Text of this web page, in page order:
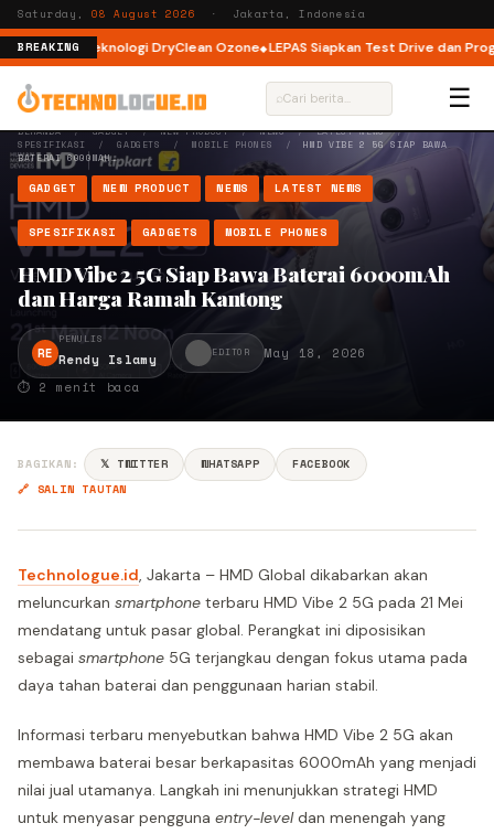
Saturday,08 August 2026 · Jakarta, Indonesia
BREAKINGTeknologi DryClean Ozone LEPAS Siapkan Test Drive dan Program
⌕ ☰
BERANDA/GADGET/NEW PRODUCT/NEWS/LATEST NEWS/
SPESIFIKASI
/GADGETS / MOBILE PHONES /HMD VIBE 2 5G SIAP BAWA
BATERAI 6000MAH…
GADGET NEW PRODUCT NEWS LATEST NEWS
SPESIFIKASI GADGETS MOBILE PHONES
HMD Vibe 2 5G Siap Bawa Baterai 6000mAh
dan Harga Ramah Kantong
RE
PENULIS
Rendy Islamy EDITOR
May 18, 2026
⏱ 2 menit baca
BAGIKAN: 𝕏 TWITTER WHATSAPP
FACEBOOK
🔗 SALIN TAUTAN
Technologue.id, Jakarta – HMD Global dikabarkan akan
meluncurkan smartphone terbaru HMD Vibe 2 5G pada 21 Mei
mendatang untuk pasar global. Perangkat ini diposisikan
sebagai smartphone 5G terjangkau dengan fokus utama pada
daya tahan baterai dan penggunaan harian stabil.
Informasi terbaru menyebutkan bahwa HMD Vibe 2 5G akan
membawa baterai besar berkapasitas 6000mAh yang menjadi
nilai jual utamanya. Langkah ini menunjukkan strategi HMD
untuk menyasar pengguna entry-leveldan menengah yang